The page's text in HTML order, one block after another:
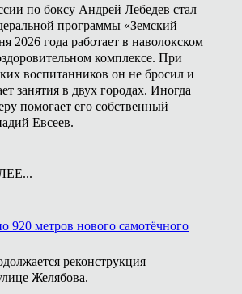
по боксу Андрей Лебедев стал
программы «Земский
2026 года работает в наволокском
комплексе. При
воспитанников он не бросил и
занятия в двух городах. Иногда
помогает его собственный
Евсеев.
920 метров нового самотёчного
реконструкция
Желябова.